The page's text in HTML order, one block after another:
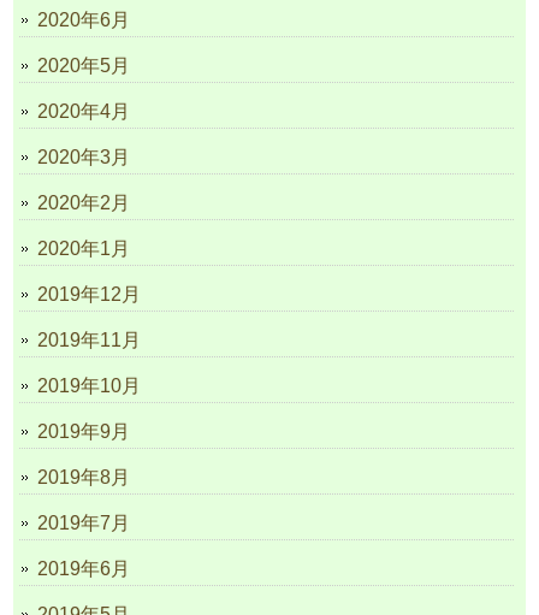
2020年6月
2020年5月
2020年4月
2020年3月
2020年2月
2020年1月
2019年12月
2019年11月
2019年10月
2019年9月
2019年8月
2019年7月
2019年6月